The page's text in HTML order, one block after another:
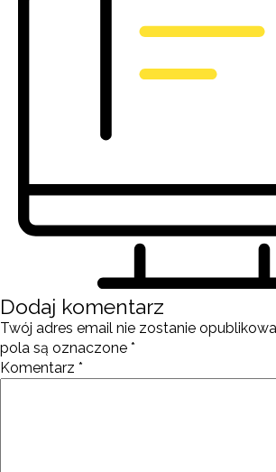
Dodaj komentarz
Twój adres email nie zostanie
pola są oznaczone *
Komentarz *